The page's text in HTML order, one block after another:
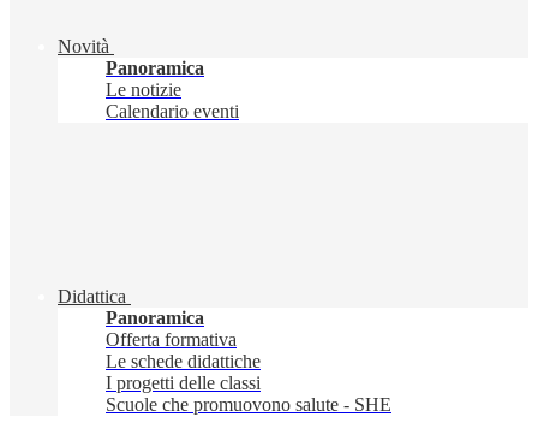
Novità
Panoramica
Le notizie
Calendario eventi
Didattica
Panoramica
Offerta formativa
Le schede didattiche
I progetti delle classi
Scuole che promuovono salute - SHE